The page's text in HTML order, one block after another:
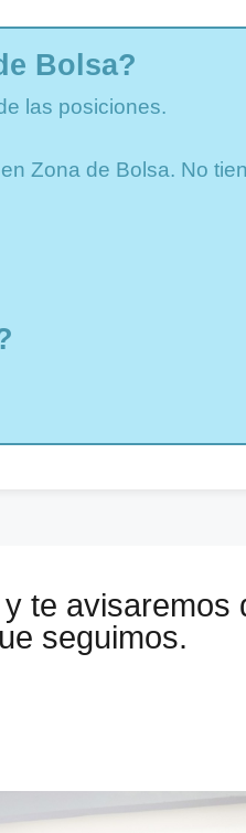
Bolsa?
las posiciones.
Zona de Bolsa. No
te avisaremos
seguimos.